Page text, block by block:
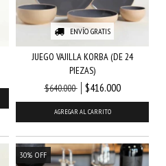
ENVÍO GRATIS
JUEGO VAJILLA KORBA (DE 24
PIEZAS)
$640.000
$416.000
AGREGAR AL CARRITO
30% OFF